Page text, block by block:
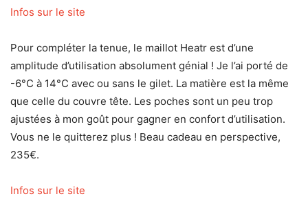
Infos sur le site
Pour compléter la tenue, le maillot Heatr est d’une
amplitude d’utilisation absolument génial ! Je l’ai porté de
-6°C à 14°C avec ou sans le gilet. La matière est la même
que celle du couvre tête. Les poches sont un peu trop
ajustées à mon goût pour gagner en confort d’utilisation.
Vous ne le quitterez plus ! Beau cadeau en perspective,
235€.
Infos sur le site